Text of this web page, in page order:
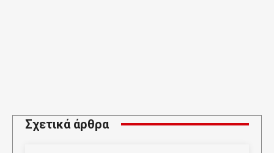
Σχετικά άρθρα